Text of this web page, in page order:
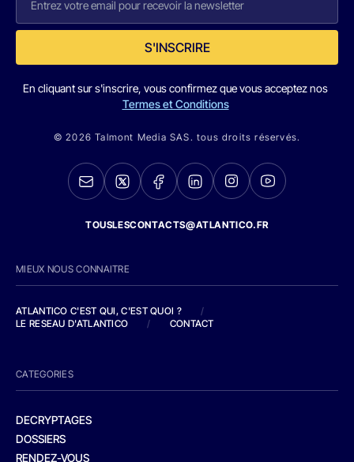
S'INSCRIRE
En cliquant sur s'inscrire, vous confirmez que vous acceptez nos
Termes et Conditions
© 2026 Talmont Media SAS. tous droits réservés.
TOUSLESCONTACTS@ATLANTICO.FR
MIEUX NOUS CONNAITRE
ATLANTICO C'EST QUI, C'EST QUOI ?
/
LE RESEAU D'ATLANTICO
/ CONTACT
CATEGORIES
DECRYPTAGES
DOSSIERS
RENDEZ-VOUS